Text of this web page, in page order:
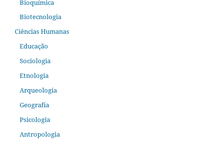
Bioquímica
Biotecnologia
Ciências Humanas
Educação
Sociologia
Etnologia
Arqueologia
Geografia
Psicologia
Antropologia